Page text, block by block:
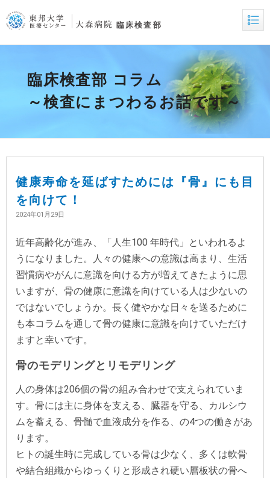
臨床検査部 コラム
～検査にまつわるお話です～
健康寿命を延ばすためには『骨』にも目
を向けて！
2024年01月29日
近年高齢化が進み、「人生100 年時代」といわれるよ
うになりました。人々の健康への意識は高まり、生活
習慣病やがんに意識を向ける方が増えてきたように思
いますが、骨の健康に意識を向けている人は少ないの
ではないでしょうか。長く健やかな日々を送るために
も本コラムを通して骨の健康に意識を向けていただけ
ますと幸いです。
骨のモデリングとリモデリング
人の身体は206個の骨の組み合わせで支えられていま
す。骨には主に身体を支える、臓器を守る、カルシウ
ムを蓄える、骨髄で血液成分を作る、の4つの働きがあ
ります。
ヒトの誕生時に完成している骨は少なく、多くは軟骨
や結合組織からゆっくりと形成され硬い層板状の骨へ